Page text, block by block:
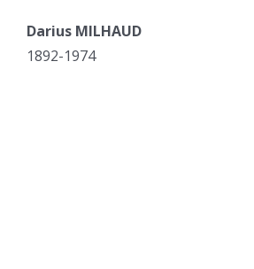
Darius MILHAUD
1892-1974